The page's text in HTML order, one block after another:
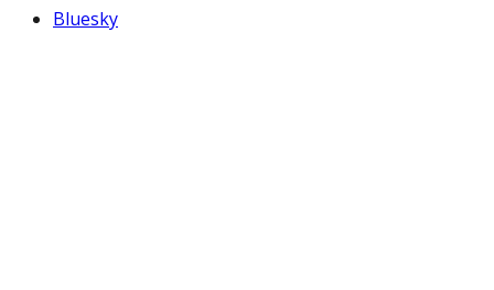
Bluesky